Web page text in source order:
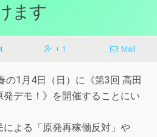
ます
+ 1 Mail
の1月4日（日）に《第3回 高田
デモ！》を開催することにい
よる「原発再稼働反対」や